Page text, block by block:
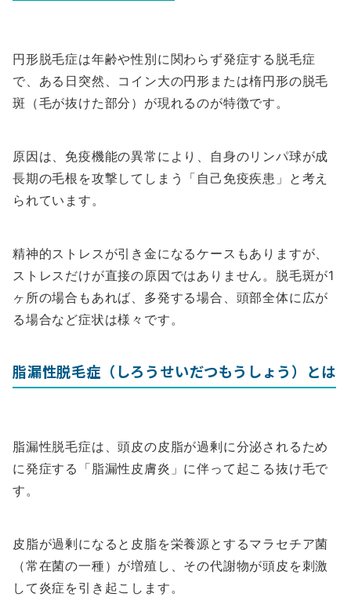
円形脱毛症は年齢や性別に関わらず発症する脱毛症
で、ある日突然、コイン大の円形または楕円形の脱毛
斑（毛が抜けた部分）が現れるのが特徴です。
原因は、免疫機能の異常により、自身のリンパ球が成
長期の毛根を攻撃してしまう「自己免疫疾患」と考え
られています。
精神的ストレスが引き金になるケースもありますが、
ストレスだけが直接の原因ではありません。脱毛斑が1
ヶ所の場合もあれば、多発する場合、頭部全体に広が
る場合など症状は様々です。
脂漏性脱毛症（しろうせいだつもうしょう）とは
脂漏性脱毛症は、頭皮の皮脂が過剰に分泌されるため
に発症する「脂漏性皮膚炎」に伴って起こる抜け毛で
す。
皮脂が過剰になると皮脂を栄養源とするマラセチア菌
（常在菌の一種）が増殖し、その代謝物が頭皮を刺激
して炎症を引き起こします。